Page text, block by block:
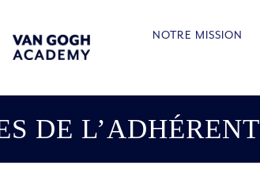
NOTRE MISSION
DE L’ADHÉRENT